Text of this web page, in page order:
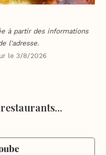
à partir des informations
l'adresse.
le 3/8/2026
restaurants...